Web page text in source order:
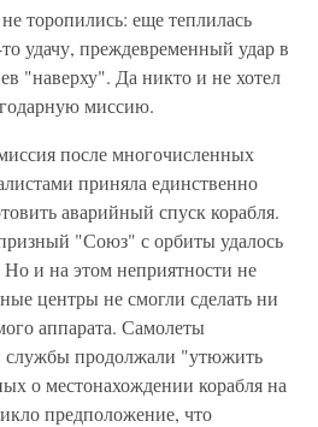
торопились: еще теплилась
удачу, преждевременный удар в
"наверху". Да никто и не хотел
миссию.
после многочисленных
приняла единственно
аварийный спуск корабля.
"Союз" с орбиты удалось
и на этом неприятности не
центры не смогли сделать ни
аппарата. Самолеты
службы продолжали "утюжить
о местонахождении корабля на
предположение, что